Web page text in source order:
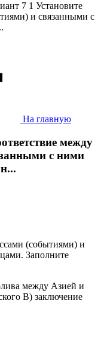
7 1 Установите
и связанными с
На главную
между
с ними
(событиями) и
Заполните
между Азией и
В) заключение